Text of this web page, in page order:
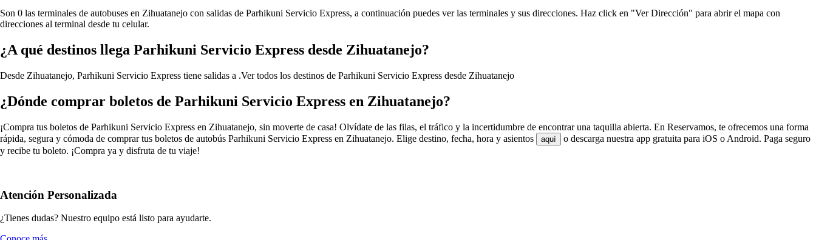
Son 0 las terminales de autobuses en Zihuatanejo con salidas de Parhikuni Servicio Express, a continuación puedes ver las terminales y sus direcciones. Haz click en "Ver Dirección" para abrir el mapa con
direcciones al terminal desde tu celular.
¿A qué destinos llega Parhikuni Servicio Express desde Zihuatanejo?
Desde Zihuatanejo, Parhikuni Servicio Express tiene salidas a .Ver todos los destinos de Parhikuni Servicio Express desde Zihuatanejo
¿Dónde comprar boletos de Parhikuni Servicio Express en Zihuatanejo?
¡Compra tus boletos de Parhikuni Servicio Express en Zihuatanejo, sin moverte de casa! Olvídate de las filas, el tráfico y la incertidumbre de encontrar una taquilla abierta. En Reservamos, te ofrecemos una forma
rápida, segura y cómoda de comprar tus boletos de autobús Parhikuni Servicio Express en Zihuatanejo. Elige destino, fecha, hora y asientos
aquí
o descarga nuestra app gratuita para iOS o Android. Paga seguro
y recibe tu boleto. ¡Compra ya y disfruta de tu viaje!
Atención Personalizada
¿Tienes dudas? Nuestro equipo está listo para ayudarte.